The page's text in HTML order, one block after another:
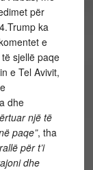
për
ka
e
sjellë paqe
e Tel Avivit,
dhe
një të
paqe”, tha
për t’i
dhe